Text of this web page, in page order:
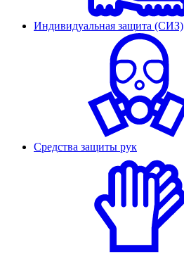
Индивидуальная защита (СИЗ)
Средства защиты рук